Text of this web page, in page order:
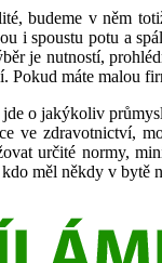
budeme v něm
i spoustu potu a
je nutností,
Pokud máte malou
o jakýkoliv
ve zdravotnictví,
určité normy,
měl někdy v